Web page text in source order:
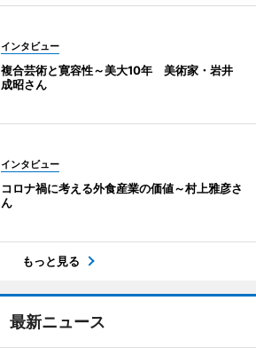
インタビュー
複合芸術と寛容性～美大10年 美術家・岩井
成昭さん
インタビュー
コロナ禍に考える外食産業の価値～村上雅彦さ
ん
もっと見る
最新ニュース